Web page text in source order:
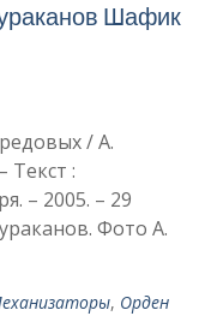
Шафик
/ А.
Текст :
– 2005. – 29
Фото А.
, Орден